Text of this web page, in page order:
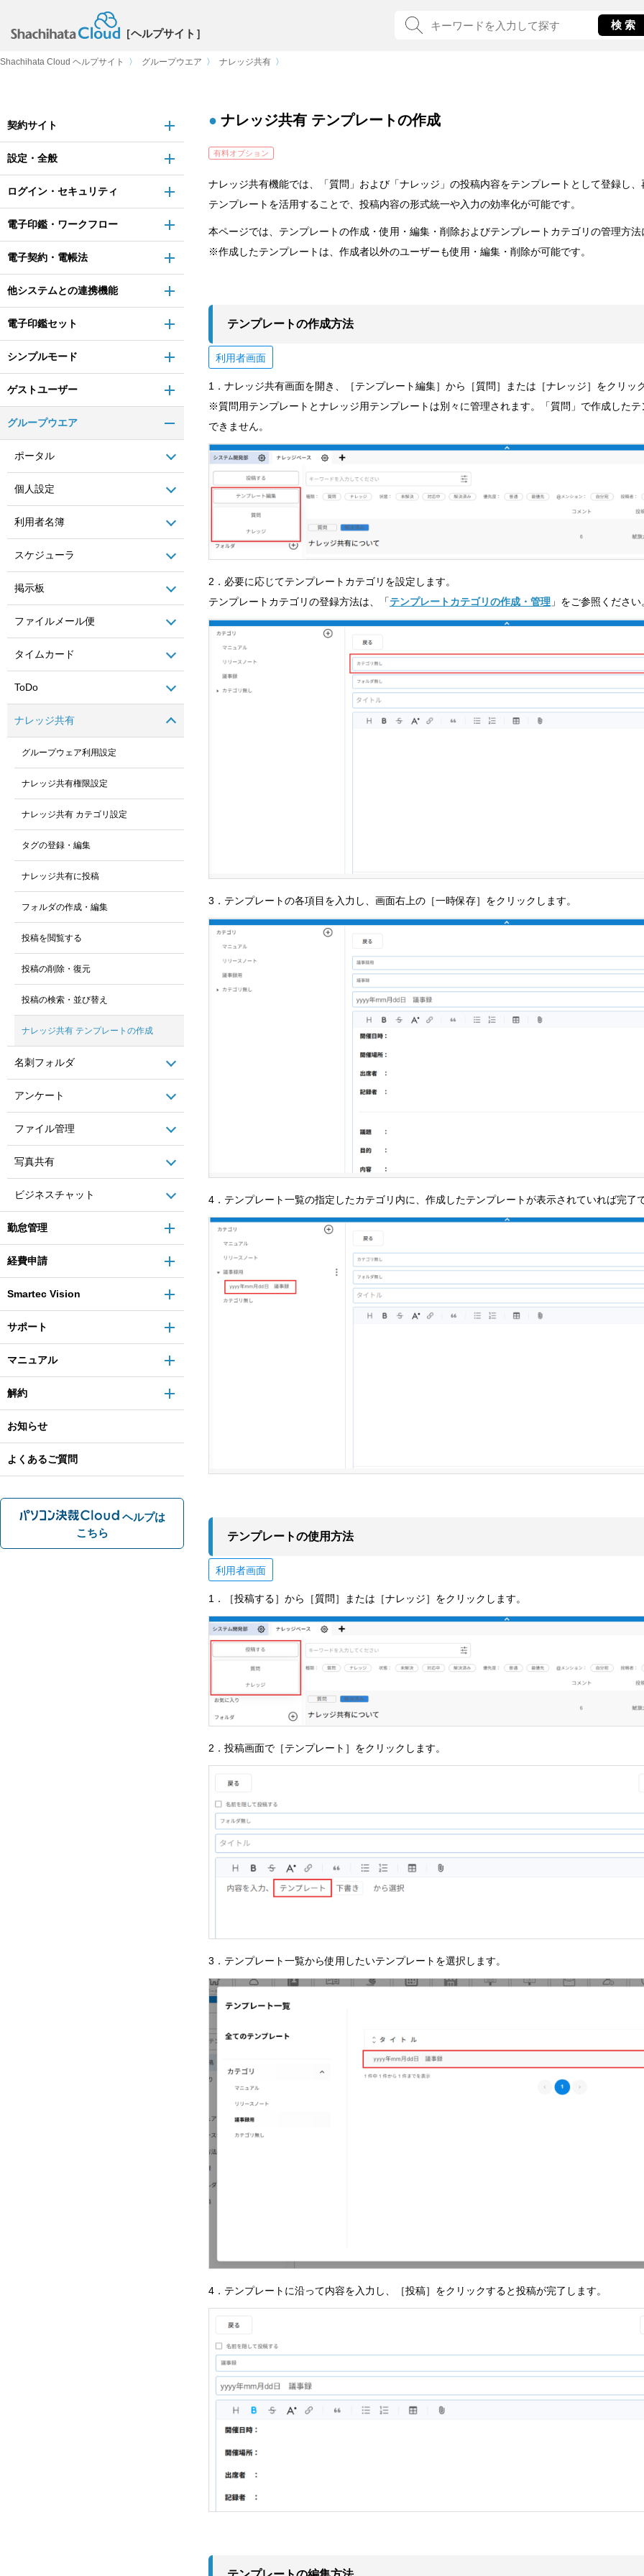
［ヘルプサイト］
Shachihata Cloud ヘルプサイト 〉 グループウエア 〉 ナレッジ共有 〉
契約サイト
設定・全般
ログイン・セキュリティ
電子印鑑・ワークフロー
電子契約・電帳法
他システムとの連携機能
電子印鑑セット
シンプルモード
ゲストユーザー
グループウエア
ポータル
個人設定
利用者名簿
スケジューラ
掲示板
ファイルメール便
タイムカード
ToDo
ナレッジ共有
グループウェア利用設定
ナレッジ共有権限設定
ナレッジ共有 カテゴリ設定
タグの登録・編集
ナレッジ共有に投稿
フォルダの作成・編集
投稿を閲覧する
投稿の削除・復元
投稿の検索・並び替え
ナレッジ共有 テンプレートの作成
名刺フォルダ
アンケート
ファイル管理
写真共有
ビジネスチャット
勤怠管理
経費申請
Smartec Vision
サポート
マニュアル
解約
お知らせ
よくあるご質問
ヘルプは
こちら
ナレッジ共有 テンプレートの作成
有料オプション
ナレッジ共有機能では、「質問」および「ナレッジ」の投稿内容をテンプレートとして登録し
テンプレートを活用することで、投稿内容の形式統一や入力の効率化が可能です。
本ページでは、テンプレートの作成・使用・編集・削除およびテンプレートカテゴリの管理方
※作成したテンプレートは、作成者以外のユーザーも使用・編集・削除が可能です。
テンプレートの作成方法
利用者画面
1．ナレッジ共有画面を開き、［テンプレート編集］から［質問］または［ナレッジ］をクリッ
※質問用テンプレートとナレッジ用テンプレートは別々に管理されます。「質問」で作成した
できません。
2．必要に応じてテンプレートカテゴリを設定します。
テンプレートカテゴリの登録方法は、「テンプレートカテゴリの作成・管理 」をご参照ください
3．テンプレートの各項目を入力し、画面右上の［一時保存］をクリックします。
4．テンプレート一覧の指定したカテゴリ内に、作成したテンプレートが表示されていれば完了
テンプレートの使用方法
利用者画面
1．［投稿する］から［質問］または［ナレッジ］をクリックします。
2．投稿画面で［テンプレート］をクリックします。
3．テンプレート一覧から使用したいテンプレートを選択します。
4．テンプレートに沿って内容を入力し、［投稿］をクリックすると投稿が完了します。